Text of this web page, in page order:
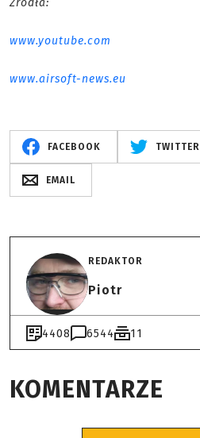
Źródła:
www.youtube.com
www.airsoft-news.eu
FACEBOOK TWITTER
EMAIL
REDAKTOR
Piotr
4408 6544 11
KOMENTARZE